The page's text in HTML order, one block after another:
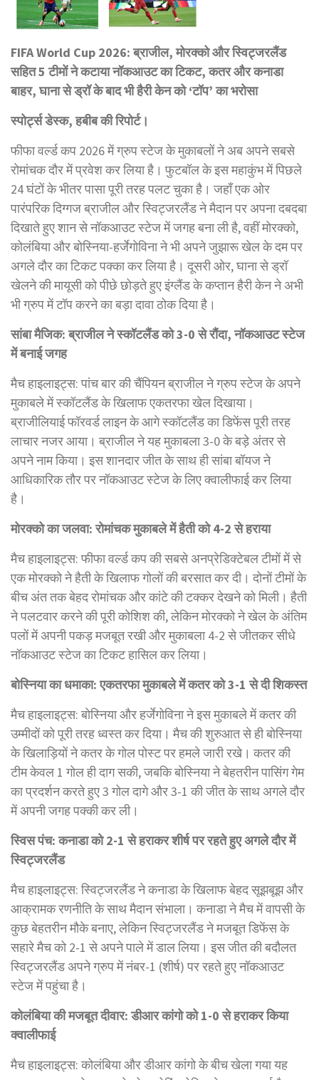
FIFA World Cup 2026: ब्राजील, मोरक्को और स्विट्जरलैंड
सहित 5 टीमों ने कटाया नॉकआउट का टिकट, कतर और कनाडा
बाहर, घाना से ड्रॉ के बाद भी हैरी केन को ‘टॉप’ का भरोसा
स्पोर्ट्स डेस्क, हबीब की रिपोर्ट।
फीफा वर्ल्ड कप 2026 में ग्रुप स्टेज के मुकाबलों ने अब अपने सबसे
रोमांचक दौर में प्रवेश कर लिया है। फुटबॉल के इस महाकुंभ में पिछले
24 घंटों के भीतर पासा पूरी तरह पलट चुका है। जहाँ एक ओर
पारंपरिक दिग्गज ब्राजील और स्विट्जरलैंड ने मैदान पर अपना दबदबा
दिखाते हुए शान से नॉकआउट स्टेज में जगह बना ली है, वहीं मोरक्को,
कोलंबिया और बोस्निया-हर्जेगोविना ने भी अपने जुझारू खेल के दम पर
अगले दौर का टिकट पक्का कर लिया है। दूसरी ओर, घाना से ड्रॉ
खेलने की मायूसी को पीछे छोड़ते हुए इंग्लैंड के कप्तान हैरी केन ने अभी
भी ग्रुप में टॉप करने का बड़ा दावा ठोक दिया है।
सांबा मैजिक: ब्राजील ने स्कॉटलैंड को 3-0 से रौंदा, नॉकआउट स्टेज
में बनाई जगह
मैच हाइलाइट्स: पांच बार की चैंपियन ब्राजील ने ग्रुप स्टेज के अपने
मुकाबले में स्कॉटलैंड के खिलाफ एकतरफा खेल दिखाया।
ब्राजीलियाई फॉरवर्ड लाइन के आगे स्कॉटलैंड का डिफेंस पूरी तरह
लाचार नजर आया। ब्राजील ने यह मुकाबला 3-0 के बड़े अंतर से
अपने नाम किया। इस शानदार जीत के साथ ही सांबा बॉयज ने
आधिकारिक तौर पर नॉकआउट स्टेज के लिए क्वालीफाई कर लिया
है।
मोरक्को का जलवा: रोमांचक मुकाबले में हैती को 4-2 से हराया
मैच हाइलाइट्स: फीफा वर्ल्ड कप की सबसे अनप्रेडिक्टेबल टीमों में से
एक मोरक्को ने हैती के खिलाफ गोलों की बरसात कर दी। दोनों टीमों के
बीच अंत तक बेहद रोमांचक और कांटे की टक्कर देखने को मिली। हैती
ने पलटवार करने की पूरी कोशिश की, लेकिन मोरक्को ने खेल के अंतिम
पलों में अपनी पकड़ मजबूत रखी और मुकाबला 4-2 से जीतकर सीधे
नॉकआउट स्टेज का टिकट हासिल कर लिया।
बोस्निया का धमाका: एकतरफा मुकाबले में कतर को 3-1 से दी शिकस्त
मैच हाइलाइट्स: बोस्निया और हर्जेगोविना ने इस मुकाबले में कतर की
उम्मीदों को पूरी तरह ध्वस्त कर दिया। मैच की शुरुआत से ही बोस्निया
के खिलाड़ियों ने कतर के गोल पोस्ट पर हमले जारी रखे। कतर की
टीम केवल 1 गोल ही दाग सकी, जबकि बोस्निया ने बेहतरीन पासिंग गेम
का प्रदर्शन करते हुए 3 गोल दागे और 3-1 की जीत के साथ अगले दौर
में अपनी जगह पक्की कर ली।
स्विस पंच: कनाडा को 2-1 से हराकर शीर्ष पर रहते हुए अगले दौर में
स्विट्जरलैंड
मैच हाइलाइट्स: स्विट्जरलैंड ने कनाडा के खिलाफ बेहद सूझबूझ और
आक्रामक रणनीति के साथ मैदान संभाला। कनाडा ने मैच में वापसी के
कुछ बेहतरीन मौके बनाए, लेकिन स्विट्जरलैंड ने मजबूत डिफेंस के
सहारे मैच को 2-1 से अपने पाले में डाल लिया। इस जीत की बदौलत
स्विट्जरलैंड अपने ग्रुप में नंबर-1 (शीर्ष) पर रहते हुए नॉकआउट
स्टेज में पहुंचा है।
कोलंबिया की मजबूत दीवार: डीआर कांगो को 1-0 से हराकर किया
क्वालीफाई
मैच हाइलाइट्स: कोलंबिया और डीआर कांगो के बीच खेला गया यह